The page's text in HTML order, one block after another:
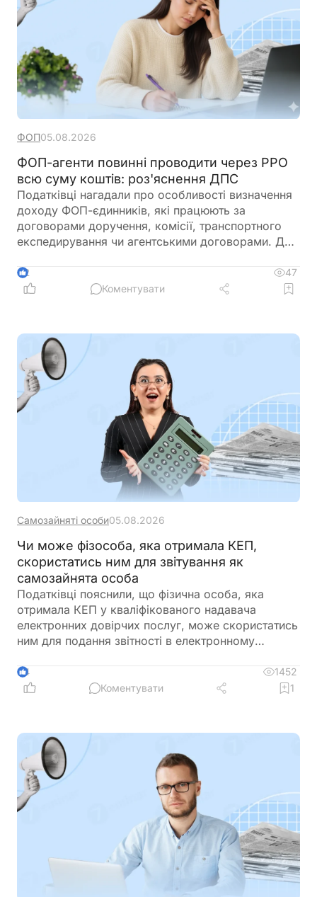
ФОП05.08.2026
ФОП-агенти повинні проводити через РРО
всю суму коштів: роз'яснення ДПС
Податківці нагадали про особливості визначення
доходу ФОП-єдинників, які працюють за
договорами доручення, комісії, транспортного
експедирування чи агентськими договорами. Для
є лише сума отриманої винагороди. Водночас при
здійсненні розрахункових операцій через РРО
винагороду. ДПС також наголосила, що
застосування РРО/ПРРО для таких ФОП є
обов'язковим незалежно від обсягу доходу,
якщо вони не використовують виключно
безготівкові розрахунки
2
47
Коментувати
Самозайняті особи05.08.2026
Чи може фізособа, яка отримала КЕП,
скористатись ним для звітування як
самозайнята особа
Податківці пояснили, що фізична особа, яка
отримала КЕП у кваліфікованого надавача
електронних довірчих послуг, може скористатись
ним для подання звітності в електронному
4
1452
Коментувати
1